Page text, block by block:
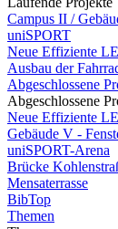
Campus II /
uniSPORT
Neue Effiziente
Ausbau der
Abgeschlossene
Abgeschlossene
Neue Effiziente
Gebäude V -
uniSPORT-Arena
Brücke
Mensaterrasse
BibTop
Themen